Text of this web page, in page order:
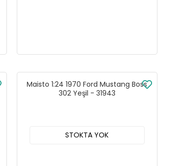
Maisto 1:24 1970 Ford Mustang Boss
302 Yeşil - 31943
STOKTA YOK